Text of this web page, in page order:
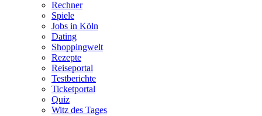
Rechner
Spiele
Jobs in Köln
Dating
Shoppingwelt
Rezepte
Reiseportal
Testberichte
Ticketportal
Quiz
Witz des Tages